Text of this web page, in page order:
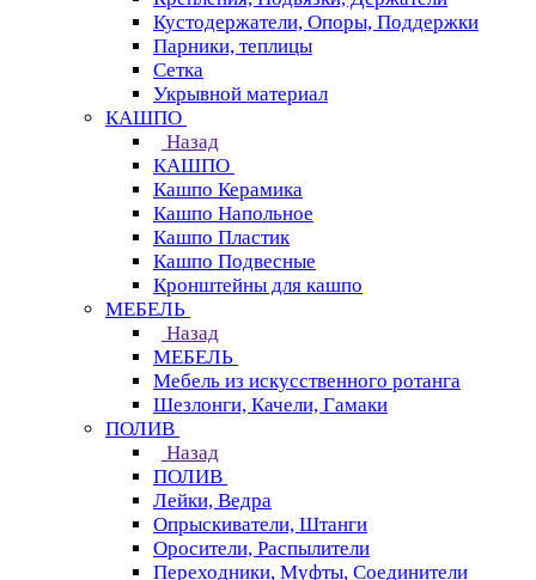
Кустодержатели, Опоры, Поддержки
Парники, теплицы
Сетка
Укрывной материал
КАШПО
Назад
КАШПО
Кашпо Керамика
Кашпо Напольное
Кашпо Пластик
Кашпо Подвесные
Кронштейны для кашпо
МЕБЕЛЬ
Назад
МЕБЕЛЬ
Мебель из искусственного ротанга
Шезлонги, Качели, Гамаки
ПОЛИВ
Назад
ПОЛИВ
Лейки, Ведра
Опрыскиватели, Штанги
Оросители, Распылители
Переходники, Муфты, Соединители